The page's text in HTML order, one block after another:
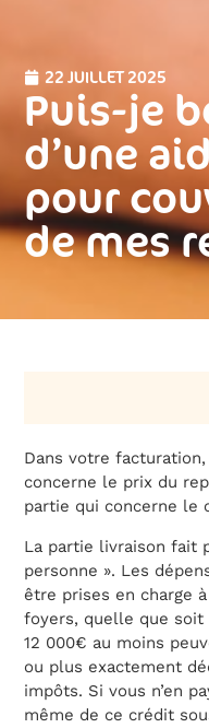
22 JUILLET 2025
Puis-je
d’une
pour
de mes
Dans votre
concerne le prix du
partie qui concerne le
La partie livraison fait
personne ». Les
être prises en charge
foyers, quelle que soit
12 000€ au moins
ou plus exactement
impôts. Si vous n’en
même de ce crédit